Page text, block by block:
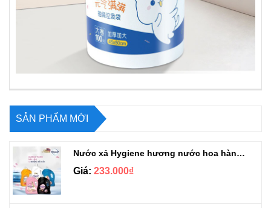
SẢN PHẨM MỚI
Nước xả Hygiene hương nước hoa hàng chuẩn Thái can 3L3
Giá: 233.000₫